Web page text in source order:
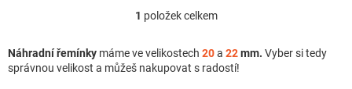
Ovládací prvky výpisu
1 položek celkem
Náhradní řemínky máme ve velikostech 20a 22mm. Vyber si tedy
správnou velikost a můžeš nakupovat s radostí!